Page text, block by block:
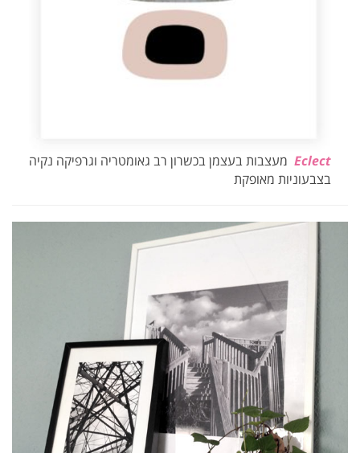
Eclect מעצבות בעצמן בכשרון רב גאומטריה וגרפיקה נקיה
בצבעוניות מאופקת